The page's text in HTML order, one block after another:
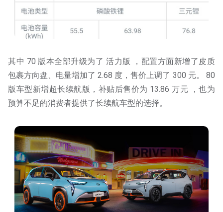
其中 70 版本全部升级为了 活力版 ，配置方面新增了皮质
包裹方向盘、电量增加了 2.68 度，售价上调了 300 元。 80
版车型新增超长续航版，补贴后售价为 13.86 万元 ，也为
预算不足的消费者提供了长续航车型的选择。